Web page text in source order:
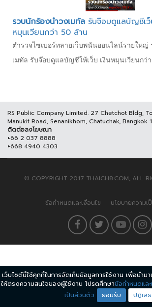
รวบนักร้องนำวงเมทัล รับจ๊อบดูแลบัญชีเ
หมุนเวียนกว่า 50 ล้าน
ตำรวจไซเบอร์ทลายเว็บพนันออนไลน์รายใหญ่
เมทัล รับจ๊อบดูแลบัญชีให้เว็บ เงินหมุนเวียนกว่
RS Public Company Limited. 27 Chetchot Bldg,
Manukit Road, Senanikhom, Chatuchak, Bangkok
ติดต่อลงโฆษณา
+66 2 037 8888
+668 4940 4303
© COPYRIGHT 2017 THAICH8.COM, ALL
ข้อกำหนดและเงื่อนไข นโยบายความเ
เว็บไซต์นี้ใช้คุกกี้ในการจัดเก็บข้อมูลการใช้งาน เพื่อนำ
ให้ตรงความสนใจของผู้ใช้งาน โปรดศึกษาข้อกำหนดและ
เป็นส่วนตัว
ยอมรับ ปฏิเสธ